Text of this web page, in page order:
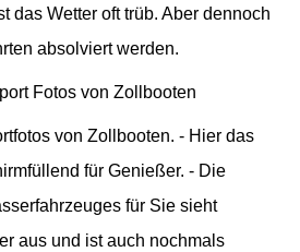
das Wetter oft trüb. Aber dennoch
absolviert werden.
von Zollbooten. - Hier das
für Genießer. - Die
für Sie sieht
aus und ist auch nochmals